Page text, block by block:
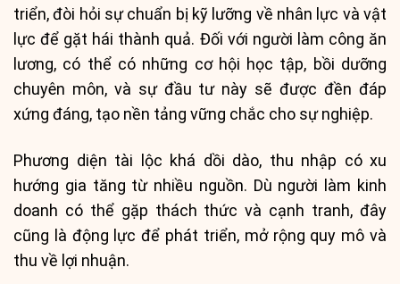
triển, đòi hỏi sự chuẩn bị kỹ lưỡng về nhân lực và vật
lực để gặt hái thành quả. Đối với người làm công ăn
lương, có thể có những cơ hội học tập, bồi dưỡng
chuyên môn, và sự đầu tư này sẽ được đền đáp
xứng đáng, tạo nền tảng vững chắc cho sự nghiệp.
Phương diện tài lộc khá dồi dào, thu nhập có xu
hướng gia tăng từ nhiều nguồn. Dù người làm kinh
doanh có thể gặp thách thức và cạnh tranh, đây
cũng là động lực để phát triển, mở rộng quy mô và
thu về lợi nhuận.